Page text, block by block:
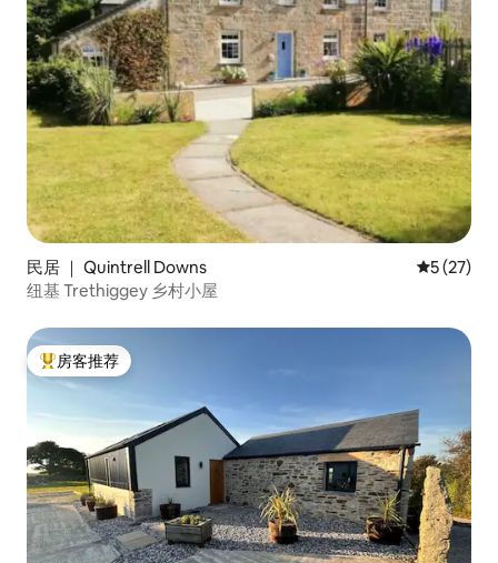
民居 ｜ Quintrell Downs 平均评分
5 (27)
纽基 Trethiggey 乡村小屋
热门「房客推荐」
房客推荐